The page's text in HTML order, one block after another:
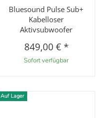
Bluesound Pulse Sub+
Kabelloser
Aktivsubwoofer
849,00 € *
Sofort verfügbar
Auf Lager